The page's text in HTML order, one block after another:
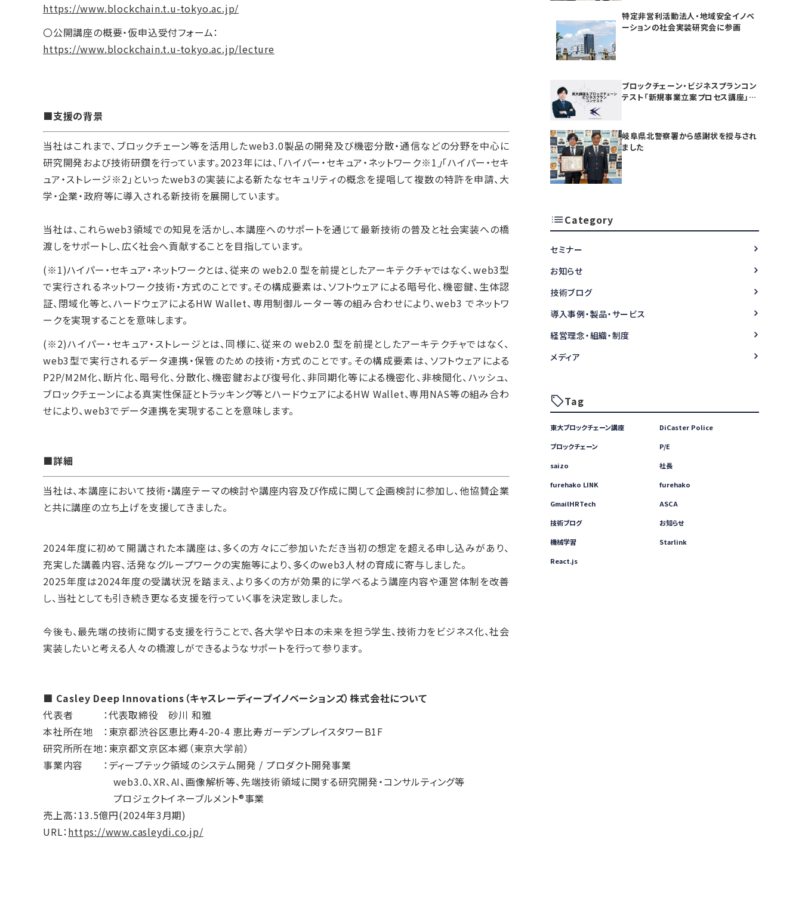
https://www.blockchain.t.u-tokyo.ac.jp/
〇公開講座の概要・仮申込受付フォーム：
https://www.blockchain.t.u-tokyo.ac.jp/lecture
■支援の背景
当社はこれまで、ブロックチェーン等を活用したweb3.0製品の開発及び機密分散・通信などの分野を中心に
研究開発および技術研鑽を行っています。2023年には、「ハイパー・セキュア・ネットワーク※1 」「ハイパー・セキ
ュア・ストレージ※2」といったweb3の実装による新たなセキュリティの概念を提唱して複数の特許を申請、大
学・企業・政府等に導入される新技術を展開しています。
当社は、これらweb3領域での知見を活かし、本講座へのサポートを通じて最新技術の普及と社会実装への橋
渡しをサポートし、広く社会へ貢献することを目指しています。
(※1)ハイパー・セキュア・ネットワークとは、従来の web2.0 型を前提としたアーキテクチャではなく、web3型
で実行されるネットワーク技術・方式のことです。その構成要素は、ソフトウェアによる暗号化、機密鍵、生体認
証、閉域化等と、ハードウェアによるHW Wallet、専用制御ルーター等の組み合わせにより、web3 でネットワ
ークを実現することを意味します。
(※2)ハイパー・セキュア・ストレージとは、同様に、従来の web2.0 型を前提としたアーキテクチャではなく、
web3型で実行されるデータ連携・保管のための技術・方式のことです。その構成要素は、ソフトウェアによる
P2P/M2M化、断片化、暗号化、分散化、機密鍵および復号化、非同期化等による機密化、非検閲化、ハッシュ、
ブロックチェーンによる真実性保証とトラッキング等とハードウェアによるHW Wallet、専用NAS等の組み合わ
せにより、web3でデータ連携を実現することを意味します。
■詳細
当社は、本講座において技術・講座テーマの検討や講座内容及び作成に関して企画検討に参加し、他協賛企業
と共に講座の立ち上げを支援してきました。
2024年度に初めて開講された本講座は、多くの方々にご参加いただき当初の想定を超える申し込みがあり、
充実した講義内容、活発なグループワークの実施等により、多くのweb3人材の育成に寄与しました。
2025年度は2024年度の受講状況を踏まえ、より多くの方が効果的に学べるよう講座内容や運営体制を改善
し、当社としても引き続き更なる支援を行っていく事を決定致しました。
今後も、最先端の技術に関する支援を行うことで、各大学や日本の未来を担う学生、技術力をビジネス化、社会
実装したいと考える人々の橋渡しができるようなサポートを行って参ります。
■ Casley Deep Innovations（キャスレーディープイノベーションズ）株式会社について
代表者 ：代表取締役 砂川 和雅
本社所在地 ：東京都渋谷区恵比寿4-20-4 恵比寿ガーデンプレイスタワーB1F
研究所所在地：東京都文京区本郷（東京大学前）
事業内容 ：ディープテック領域のシステム開発 / プロダクト開発事業
web3.0、XR、AI、画像解析等、先端技術領域に関する研究開発・コンサルティング等
プロジェクトイネーブルメント®事業
売上高：13.5億円(2024年3月期)
URL：https://www.casleydi.co.jp/
特定非営利活動法人・地域安全イノベ
ーションの社会実装研究会に参画
ブロックチェーン・ビジネスプランコン
テスト「新規事業立案プロセス講座」を
岐阜県北警察署から感謝状を授与され
ました
Category
セミナー
お知らせ
技術ブログ
導入事例・製品・サービス
経営理念・組織・制度
メディア
Tag
東大ブロックチェーン講座
DiCaster Police
ブロックチェーン
P/E
saizo
社長
furehako LINK
furehako
GmailHRTech
ASCA
技術ブログ
お知らせ
機械学習
Starlink
React.js